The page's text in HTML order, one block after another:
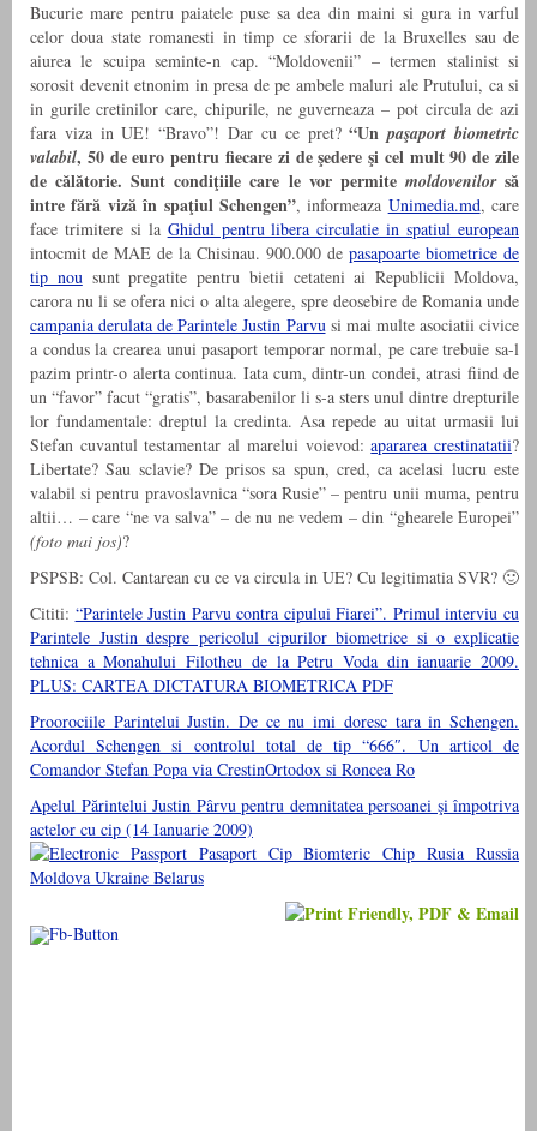
Bucurie mare pentru paiatele puse sa dea din maini si gura in varful
celor doua state romanesti in timp ce sforarii de la Bruxelles sau de
aiurea le scuipa seminte-n cap. “Moldovenii” – termen stalinist si
sorosit devenit etnonim in presa de pe ambele maluri ale Prutului, ca si
in gurile cretinilor care, chipurile, ne guverneaza – pot circula de azi
fara viza in UE! “Bravo”! Dar cu ce pret?“Unpaşaport biometric
valabil, 50 de euro pentru fiecare zi de şedere şi cel mult 90 de zile
de călătorie. Sunt condiţiile care le vor permite moldovenilorsă
intre fără viză în spaţiul Schengen”, informeaza Unimedia.md, care
face trimitere si la Ghidul pentru libera circulatie in spatiul european
intocmit de MAE de la Chisinau. 900.000 de pasapoarte biometrice de
tip nousunt pregatite pentru bietii cetateni ai Republicii Moldova,
carora nu li se ofera nici o alta alegere, spre deosebire de Romania unde
campania derulata de Parintele Justin Parvusi mai multe asociatii civice
a condus la crearea unui pasaport temporar normal, pe care trebuie sa-l
pazim printr-o alerta continua. Iata cum, dintr-un condei, atrasi fiind de
un “favor” facut “gratis”, basarabenilor li s-a sters unul dintre drepturile
lor fundamentale: dreptul la credinta. Asa repede au uitat urmasii lui
Stefan cuvantul testamentar al marelui voievod:apararea crestinatatii?
Libertate? Sau sclavie? De prisos sa spun, cred, ca acelasi lucru este
valabil si pentru pravoslavnica “sora Rusie” – pentru unii muma, pentru
altii… – care “ne va salva” – de nu ne vedem – din “ghearele Europei”
(foto mai jos)?
PSPSB: Col. Cantarean cu ce va circula in UE? Cu legitimatia SVR? 🙂
Cititi: “Parintele Justin Parvu contra cipului Fiarei”. Primul interviu cu
Parintele Justin despre pericolul cipurilor biometrice si o explicatie
tehnica a Monahului Filotheu de la Petru Voda din ianuarie 2009.
PLUS: CARTEA DICTATURA BIOMETRICA PDF
Proorociile Parintelui Justin. De ce nu imi doresc tara in Schengen.
Acordul Schengen si controlul total de tip “666″. Un articol de
Comandor Stefan Popa via CrestinOrtodox si Roncea Ro
Apelul Părintelui Justin Pârvu pentru demnitatea persoanei şi împotriva
actelor cu cip (14 Ianuarie 2009)